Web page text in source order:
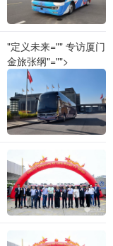
"定义未来="" 专访厦门
金旅张纲"="">